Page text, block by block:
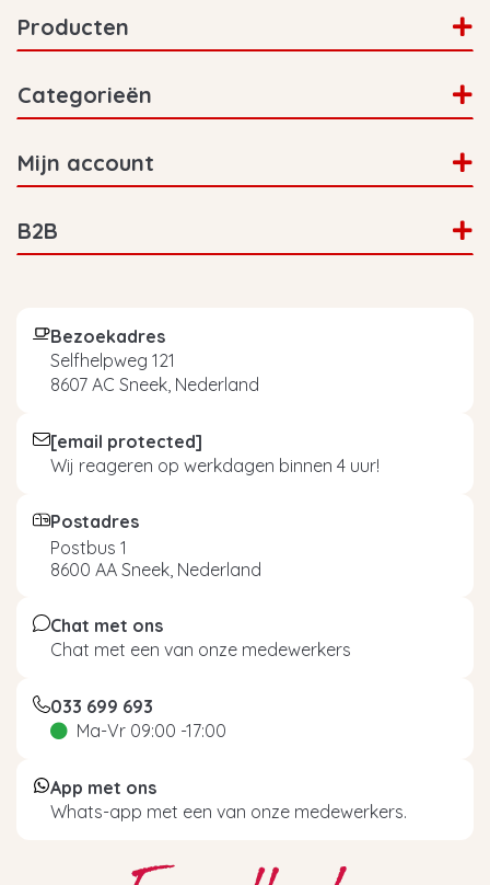
Producten
Categorieën
Mijn account
B2B
Bezoekadres
Selfhelpweg 121
8607 AC Sneek, Nederland
[email protected]
Wij reageren op werkdagen binnen 4 uur!
Postadres
Postbus 1
8600 AA Sneek, Nederland
Chat met ons
Chat met een van onze medewerkers
033 699 693
Ma-Vr 09:00 -17:00
App met ons
Whats-app met een van onze medewerkers.